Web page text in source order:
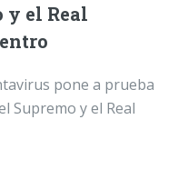
y el Real
pone a prueba
Supremo y el Real